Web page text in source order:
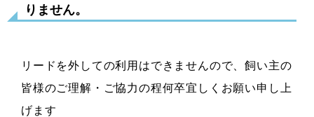
りません。
リードを外しての利用はできませんので、飼い主の
皆様のご理解・ご協力の程何卒宜しくお願い申し上
げます